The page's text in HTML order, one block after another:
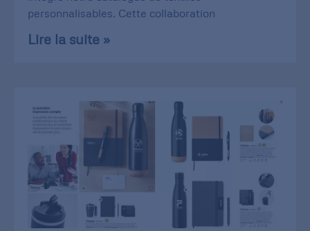
personnalisables. Cette collaboration
Lire la suite »